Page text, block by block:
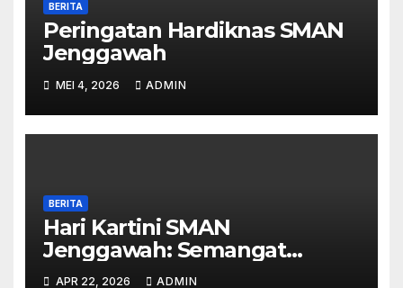
BERITA
Peringatan Hardiknas SMAN
Jenggawah
MEI 4, 2026 ADMIN
BERITA
Hari Kartini SMAN
Jenggawah: Semangat
Emansipasi di Era Digital
APR 22, 2026 ADMIN